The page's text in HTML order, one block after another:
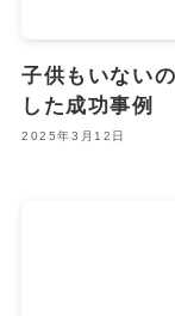
子供もいない
した成功事例
2025年3月12日